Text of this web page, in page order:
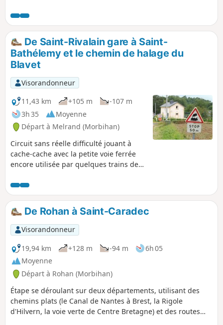
permettant de garder un niveau d'eau
stable au moment des éclusages.Ce
circuit permet de longer cette
succession d'écluses et d'"étangs" en
passant par la Chapelle du Roz.Courte
balade calme et tranquille au fil de
l'eau.
De Saint-Rivalain gare à Saint-
Bathélemy et le chemin de halage du
Blavet
Visorandonneur
11,43 km
+105 m
-107 m
3h 35
Moyenne
Départ à Melrand (Morbihan)
Circuit sans réelle difficulté jouant à
cache-cache avec la petite voie ferrée
encore utilisée par quelques trains de
matières premières végétales entre
Auray et Pontivy. Retour tranquille par le
chemin de halage. Attention : la
randonnée se déroule sur la commune
de Saint-Barthélémy et non sur Melrand
comme indiqué par le logiciel.
De Rohan à Saint-Caradec
Visorandonneur
19,94 km
+128 m -94 m
6h 05
Moyenne
Départ à Rohan (Morbihan)
Étape se déroulant sur deux départements, utilisant des
chemins plats (le Canal de Nantes à Brest, la Rigole
d'Hilvern, la voie verte de Centre Bretagne) et des routes